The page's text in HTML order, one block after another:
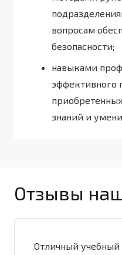
вопросам
безопасности;
навыками
эффективного
знаний и
Отзывы
Отличный учебный